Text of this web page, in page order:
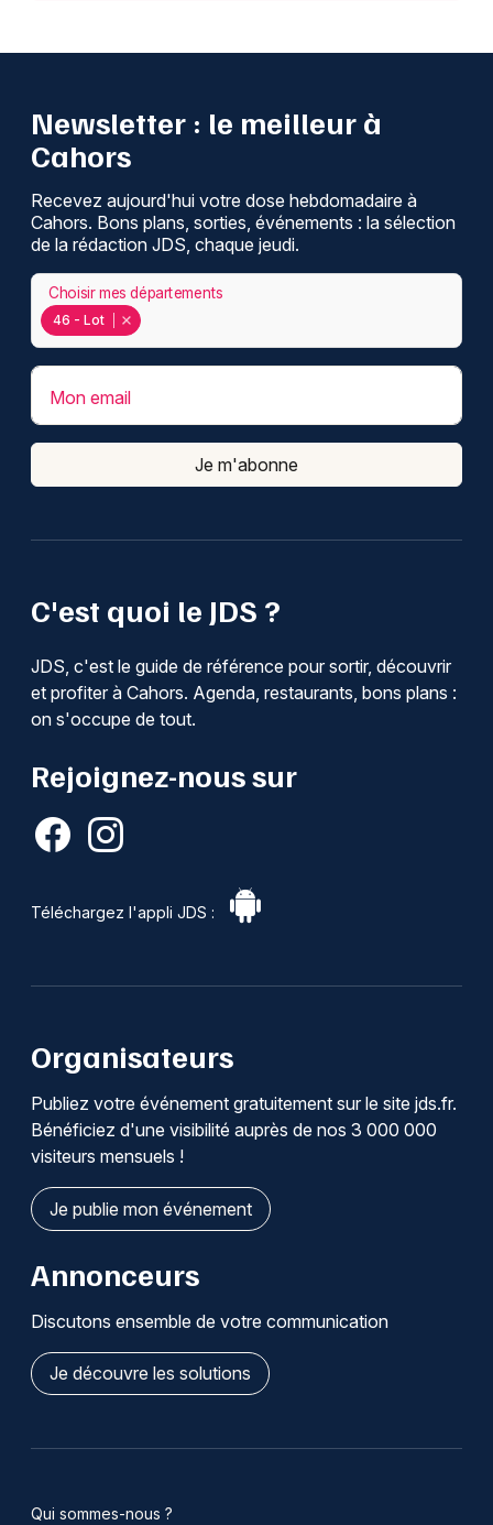
C'est quoi le JDS ?
JDS, c'est le guide de référence pour sortir, découvrir
et profiter à Cahors. Agenda, restaurants, bons plans :
on s'occupe de tout.
Rejoignez-nous sur
Téléchargez l'appli JDS :
Newsletter : le meilleur à
Cahors
Recevez aujourd'hui votre dose hebdomadaire à
Cahors. Bons plans, sorties, événements : la sélection
de la rédaction JDS, chaque jeudi.
46 - Lot
Choisir mes départements
Mon email
Je m'abonne
Organisateurs
Publiez votre événement gratuitement sur le site jds.fr.
Bénéficiez d'une visibilité auprès de nos 3 000 000
visiteurs mensuels !
Je publie mon événement
Annonceurs
Discutons ensemble de votre communication
Je découvre les solutions
Qui sommes-nous ?